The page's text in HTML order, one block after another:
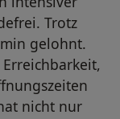
Trotz
gelohnt.
nicht nur